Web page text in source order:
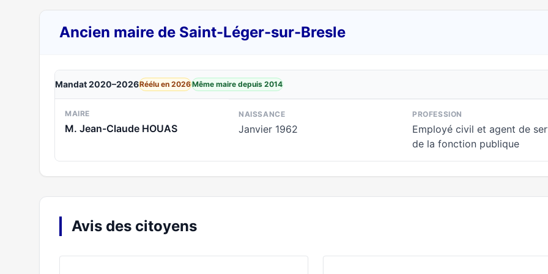
Ancien maire de Saint-Léger-sur-Bresle
Mandat 2020–2026Réélu en 2026Même maire depuis 2014
MAIRE
M. Jean-Claude HOUAS
NAISSANCE
Janvier 1962
PROFESSION
Employé civil et agent de
de la fonction publique
Avis des citoyens